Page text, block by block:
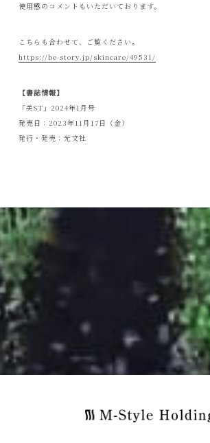
使用感のコメントもいただいております。
こちらも合わせて、ご覧ください。
https://be-story.jp/skincare/49531/
【書誌情報】
「美ST」2024年1月号
発売日：2023年11月17日（金）
発行・発売：光文社